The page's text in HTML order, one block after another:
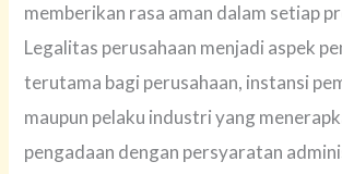
memberikan rasa aman dalam setiap
Legalitas perusahaan menjadi aspek
terutama bagi perusahaan, instansi
maupun pelaku industri yang
pengadaan dengan persyaratan